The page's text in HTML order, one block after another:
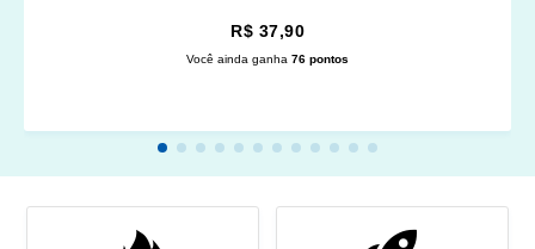
R$ 37,90
Você ainda ganha 76 pontos